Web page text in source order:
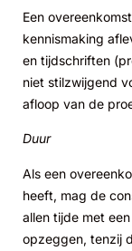
Een
kennismaking
en tijdschriften
niet stilzwijgend
afloop van de
Duur
Als een
heeft, mag de
allen tijde met
opzeggen, tenzij